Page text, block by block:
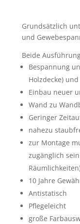
Grundsätzlich
und
Beide
Bespannung
Holzdecke)
Einbau neuer
Wand zu
Geringer
nahezu
zur Montage
zugänglich
10 Jahre
Antistatisch
Pflegeleicht
große